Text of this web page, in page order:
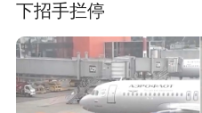
下招手拦停